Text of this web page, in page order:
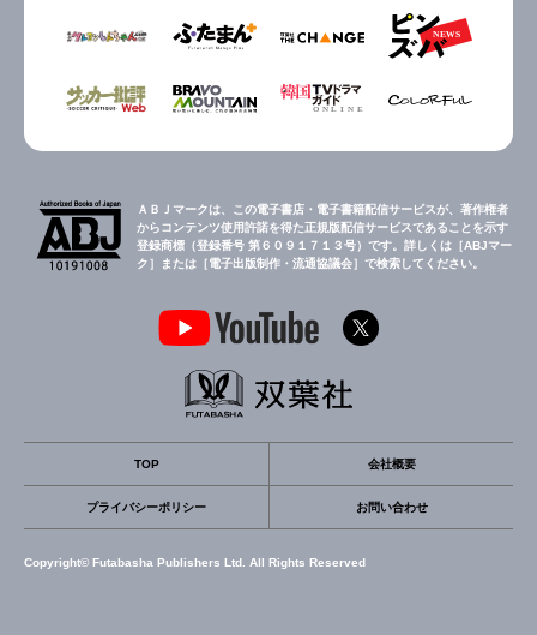
ＡＢＪマークは、この電子書店・電子書籍配信サービスが、著作権者
からコンテンツ使用許諾を得た正規版配信サービスであることを示す
登録商標（登録番号 第６０９１７１３号）です。詳しくは［ABJマー
ク］または［電子出版制作・流通協議会］で検索してください。
TOP 会社概要
プライバシーポリシー お問い合わせ
Copyright© Futabasha Publishers Ltd. All Rights Reserved